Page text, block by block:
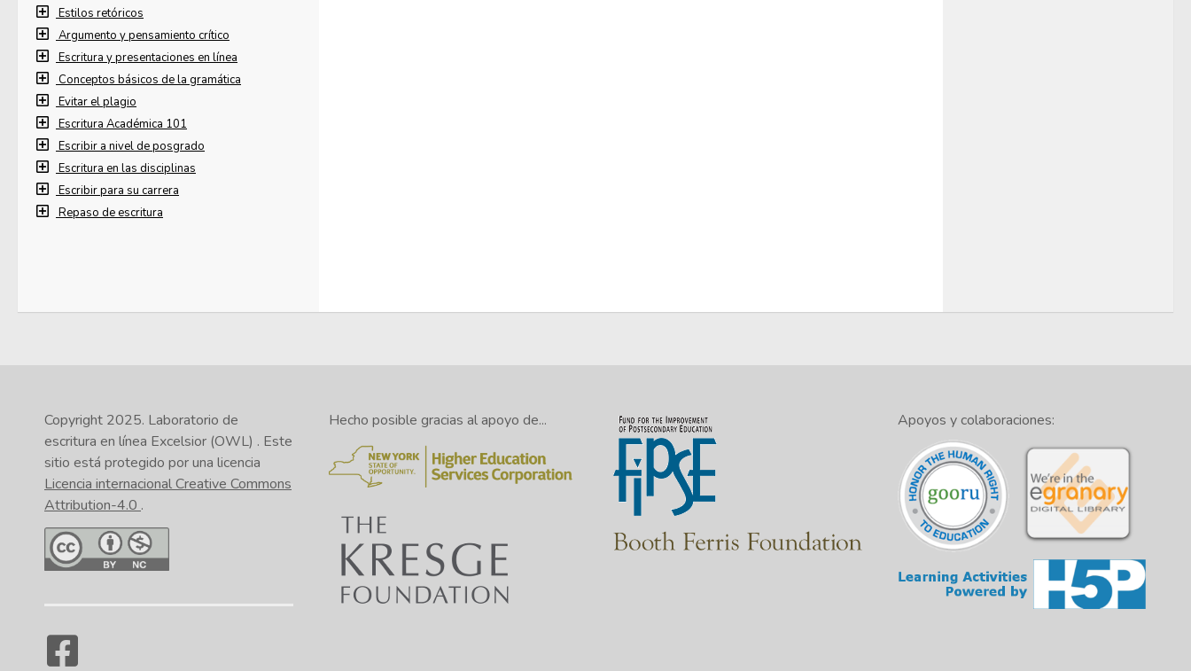
Estilos retóricos
Argumento y pensamiento crítico
Escritura y presentaciones en línea
Conceptos básicos de la gramática
Evitar el plagio
Escritura Académica 101
Escribir a nivel de posgrado
Escritura en las disciplinas
Escribir para su carrera
Repaso de escritura
Copyright 2025. Laboratorio de
escritura en línea Excelsior (OWL) . Este
sitio está protegido por una licencia
Licencia internacional Creative Commons
Attribution-4.0 .
Hecho posible gracias al apoyo de... Apoyos y colaboraciones: